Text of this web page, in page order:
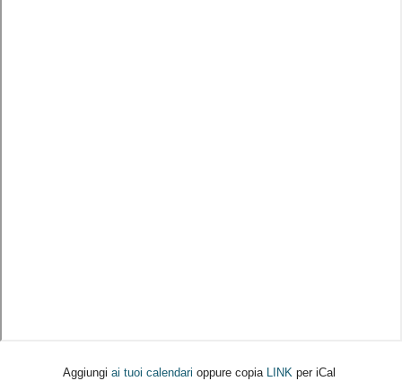
Aggiungi ai tuoi calendari oppure copia LINK per iCal